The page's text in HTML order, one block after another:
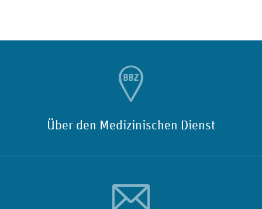
Über den Medizinischen Dienst